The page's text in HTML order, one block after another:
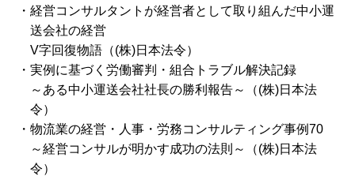
・経営コンサルタントが経営者として取り組んだ中小運
送会社の経営
V字回復物語（(株)日本法令）
・実例に基づく労働審判・組合トラブル解決記録
～ある中小運送会社社長の勝利報告～（(株)日本法
令）
・物流業の経営・人事・労務コンサルティング事例70
～経営コンサルが明かす成功の法則～（(株)日本法
令）